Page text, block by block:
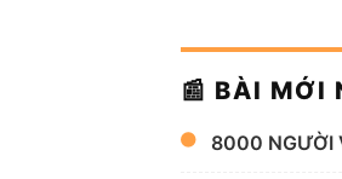
📰 BÀI MỚI
8000 NGƯỜI